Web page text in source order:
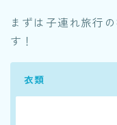
まずは子連れ旅行
す！
衣類